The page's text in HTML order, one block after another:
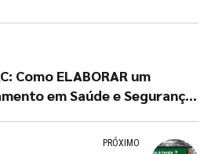
Como ELABORAR um
em Saúde e Segurança
PRÓXIMO